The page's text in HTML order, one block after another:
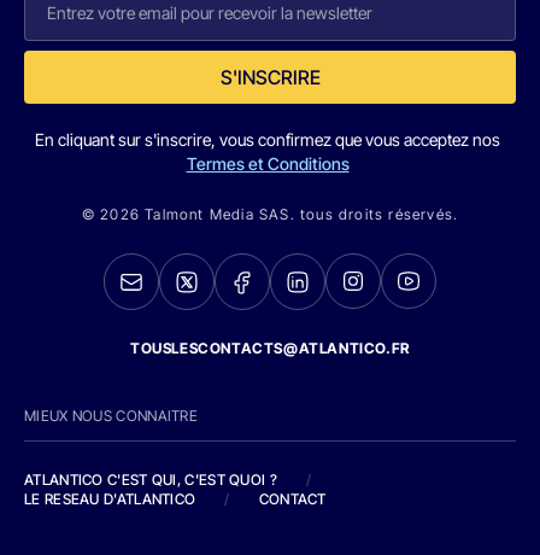
S'INSCRIRE
En cliquant sur s'inscrire, vous confirmez que vous acceptez nos
Termes et Conditions
© 2026 Talmont Media SAS. tous droits réservés.
TOUSLESCONTACTS@ATLANTICO.FR
MIEUX NOUS CONNAITRE
ATLANTICO C'EST QUI, C'EST QUOI ?
/
LE RESEAU D'ATLANTICO
/ CONTACT